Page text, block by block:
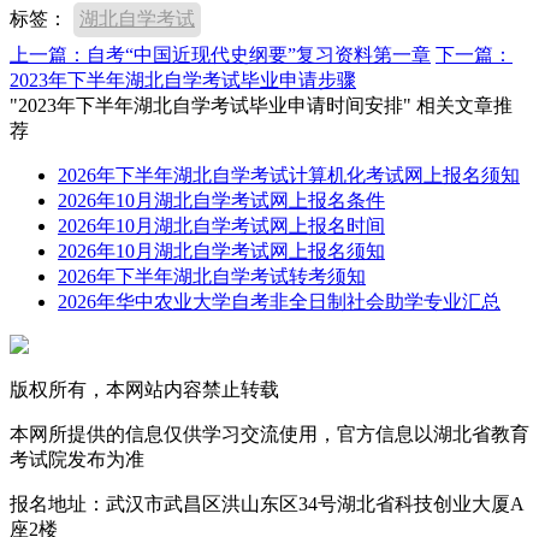
标签：
湖北自学考试
上一篇：自考“中国近现代史纲要”复习资料第一章 下一篇：
2023年下半年湖北自学考试毕业申请步骤
"2023年下半年湖北自学考试毕业申请时间安排" 相关文章推
荐
2026年下半年湖北自学考试计算机化考试网上报名须知
2026年10月湖北自学考试网上报名条件
2026年10月湖北自学考试网上报名时间
2026年10月湖北自学考试网上报名须知
2026年下半年湖北自学考试转考须知
2026年华中农业大学自考非全日制社会助学专业汇总
版权所有，本网站内容禁止转载
本网所提供的信息仅供学习交流使用，官方信息以湖北省教育
考试院发布为准
报名地址：武汉市武昌区洪山东区34号湖北省科技创业大厦A
座2楼